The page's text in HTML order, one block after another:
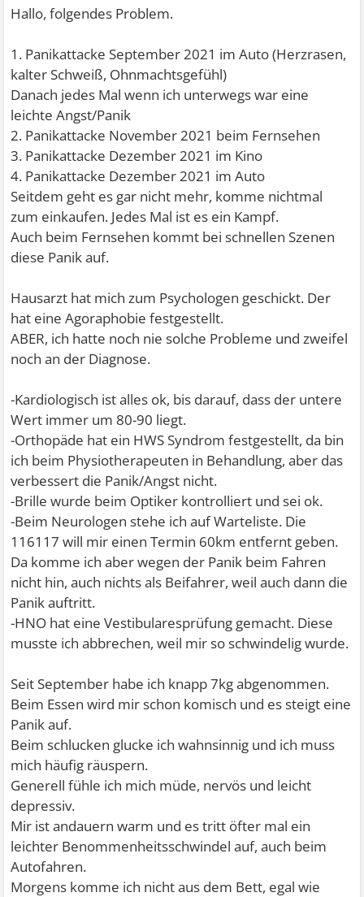
Hallo, folgendes Problem.
1. Panikattacke September 2021 im Auto (Herzrasen,
kalter Schweiß, Ohnmachtsgefühl)
Danach jedes Mal wenn ich unterwegs war eine
leichte Angst/Panik
2. Panikattacke November 2021 beim Fernsehen
3. Panikattacke Dezember 2021 im Kino
4. Panikattacke Dezember 2021 im Auto
Seitdem geht es gar nicht mehr, komme nichtmal
zum einkaufen. Jedes Mal ist es ein Kampf.
Auch beim Fernsehen kommt bei schnellen Szenen
diese Panik auf.
Hausarzt hat mich zum Psychologen geschickt. Der
hat eine Agoraphobie festgestellt.
ABER, ich hatte noch nie solche Probleme und zweifel
noch an der Diagnose.
-Kardiologisch ist alles ok, bis darauf, dass der untere
Wert immer um 80-90 liegt.
-Orthopäde hat ein HWS Syndrom festgestellt, da bin
ich beim Physiotherapeuten in Behandlung, aber das
verbessert die Panik/Angst nicht.
-Brille wurde beim Optiker kontrolliert und sei ok.
-Beim Neurologen stehe ich auf Warteliste. Die
116117 will mir einen Termin 60km entfernt geben.
Da komme ich aber wegen der Panik beim Fahren
nicht hin, auch nichts als Beifahrer, weil auch dann die
Panik auftritt.
-HNO hat eine Vestibularesprüfung gemacht. Diese
musste ich abbrechen, weil mir so schwindelig wurde.
Seit September habe ich knapp 7kg abgenommen.
Beim Essen wird mir schon komisch und es steigt eine
Panik auf.
Beim schlucken glucke ich wahnsinnig und ich muss
mich häufig räuspern.
Generell fühle ich mich müde, nervös und leicht
depressiv.
Mir ist andauern warm und es tritt öfter mal ein
leichter Benommenheitsschwindel auf, auch beim
Autofahren.
Morgens komme ich nicht aus dem Bett, egal wie